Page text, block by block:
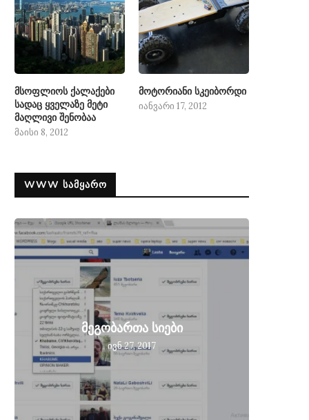
მსოფლიოს ქალაქები
სადაც ყველაზე მეტი
მაღლივი შენობაა
მაისი 8, 2012
მოტორიანი სკეიბორდი
იანვარი 17, 2012
WWW ᲡᲐᲛᲧᲐᲠᲝ
მეგობართა სიები
ივნ 27, 2017